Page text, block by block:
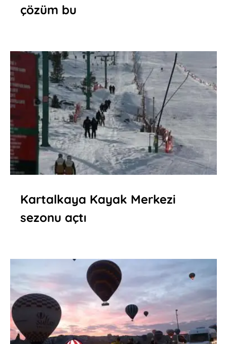
çözüm bu
Kartalkaya Kayak Merkezi
sezonu açtı